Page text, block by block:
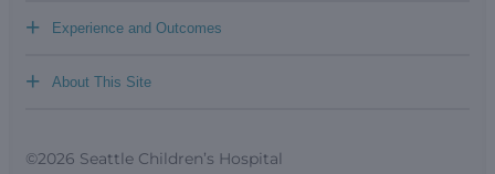
Experience and Outcomes
+
About This Site
+
©2026 Seattle Children’s Hospital